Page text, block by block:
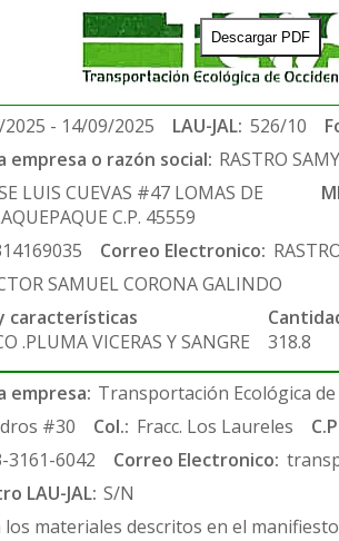
Descargar PDF
- 14/09/2025 LAU-JAL: 526/10
empresa o razón social: RASTRO
LUIS CUEVAS #47 LOMAS DE
C.P. 45559
Correo Electronico:
SAMUEL CORONA GALINDO
características
.PLUMA VICERAS Y SANGRE
318.8
empresa: Transportación Ecológica de
#30 Col.: Fracc. Los Laureles
3161-6042 Correo Electronico:
LAU-JAL: S/N
los materiales descritos en el